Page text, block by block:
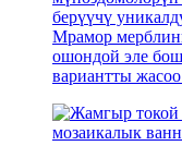
берүүчү
Мрамор
ошондой эле
вариантты